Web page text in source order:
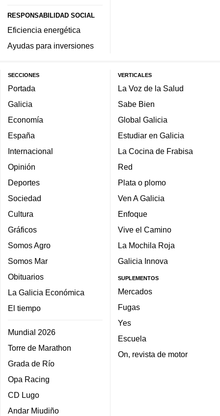
RESPONSABILIDAD SOCIAL
Eficiencia energética
Ayudas para inversiones
SECCIONES
Portada
Galicia
Economía
España
Internacional
Opinión
Deportes
Sociedad
Cultura
Gráficos
Somos Agro
Somos Mar
Obituarios
La Galicia Económica
El tiempo
Mundial 2026
Torre de Marathon
Grada de Río
Opa Racing
CD Lugo
Andar Miudiño
VERTICALES
La Voz de la Salud
Sabe Bien
Global Galicia
Estudiar en Galicia
La Cocina de Frabisa
Red
Plata o plomo
Ven A Galicia
Enfoque
Vive el Camino
La Mochila Roja
Galicia Innova
SUPLEMENTOS
Mercados
Fugas
Yes
Escuela
On, revista de motor